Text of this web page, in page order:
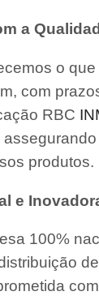
a
o
com
RBC
produtos.
e
100%